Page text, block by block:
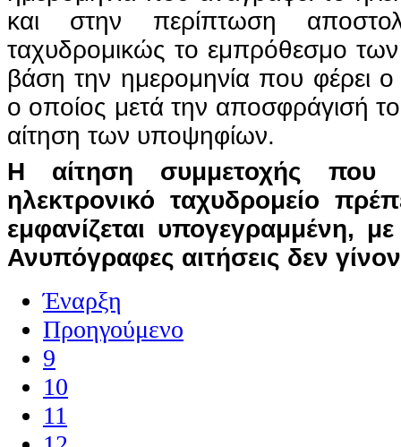
και στην περίπτωση
ταχυδρομικώς το εμπρόθεσμο των
βάση την ημερομηνία που φέρει
ο οποίος μετά την αποσφράγισή
αίτηση των υποψηφίων.
Η αίτηση συμμετοχής που
ηλεκτρονικό ταχυδρομείο
εμφανίζεται υπογεγραμμένη,
Ανυπόγραφες αιτήσεις δεν
Έναρξη
Προηγούμενο
9
10
11